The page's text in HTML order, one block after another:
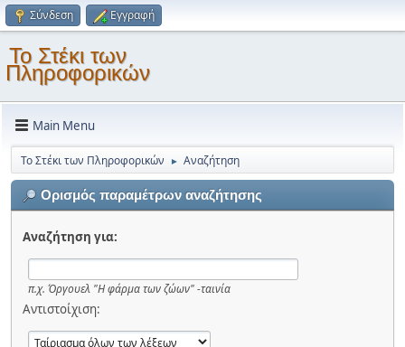
Σύνδεση Εγγραφή
Το Στέκι των
Πληροφορικών
Main Menu
Το Στέκι των Πληροφορικών ► Αναζήτηση
Ορισμός παραμέτρων αναζήτησης
Αναζήτηση για:
π.χ. Όργουελ "Η φάρμα των ζώων" -ταινία
Αντιστοίχιση: